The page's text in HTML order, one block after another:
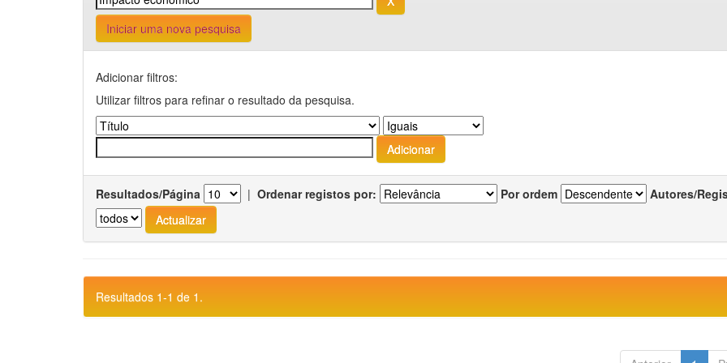
Iniciar uma nova pesquisa
Adicionar filtros:
Utilizar filtros para refinar o resultado da pesquisa.
Resultados/Página | Ordenar registos por: Por ordem Autores/
Resultados 1-1 de 1.